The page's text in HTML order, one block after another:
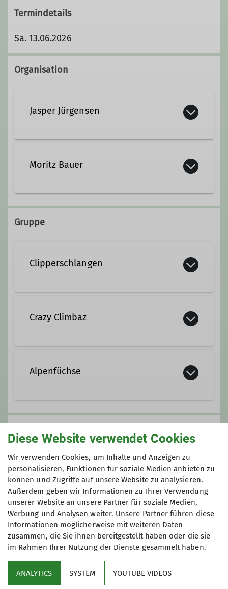
Termindetails
Sa. 13.06.2026
Organisation
Jasper Jürgensen
Qualifikationen
Moritz Bauer
Qualifikationen
Gruppe
Clipperschlangen
Crazy Climbaz
Alpenfüchse
Jahrgang 2011-2013
Kontakt aufnehmen
Anfrage senden
Maximale Teilnehmeranzahl
4
Sektion
Diese Website verwendet Cookies
Wir verwenden Cookies, um Inhalte und Anzeigen zu
personalisieren, Funktionen für soziale Medien anbieten zu
können und Zugriffe auf unsere Website zu analysieren.
Außerdem geben wir Informationen zu Ihrer Verwendung
unserer Website an unsere Partner für soziale Medien,
Werbung und Analysen weiter. Unsere Partner führen diese
Informationen möglicherweise mit weiteren Daten
zusammen, die Sie ihnen bereitgestellt haben oder die sie
im Rahmen Ihrer Nutzung der Dienste gesammelt haben.
ANALYTICS SYSTEM YOUTUBE VIDEOS